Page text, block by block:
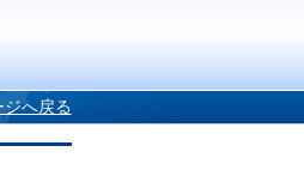
へ戻る